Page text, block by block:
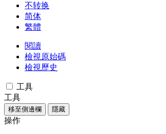
不转换
简体
繁體
閱讀
檢視原始碼
檢視歷史
工具
工具
移至側邊欄 隱藏
操作